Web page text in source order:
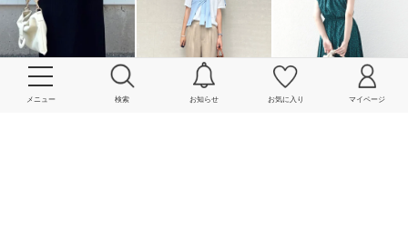
メニュー 検索 お知らせ お気に入り マイページ